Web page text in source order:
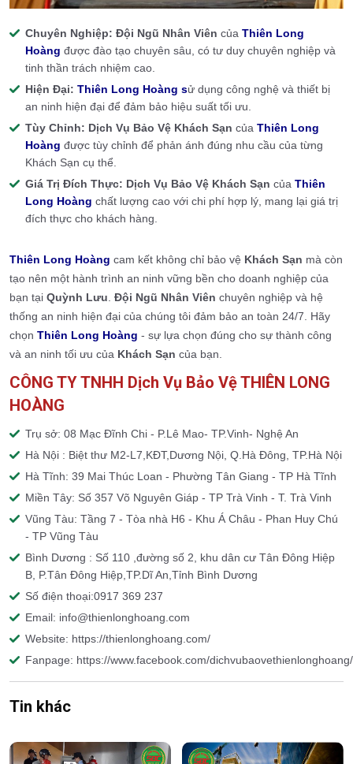
Chuyên Nghiệp: Đội Ngũ Nhân Viên của Thiên Long
Hoàng được đào tạo chuyên sâu, có tư duy chuyên nghiệp và
tinh thần trách nhiệm cao.
Hiện Đại: Thiên Long Hoàng sử dụng công nghệ và thiết bị
an ninh hiện đại để đảm bảo hiệu suất tối ưu.
Tùy Chỉnh: Dịch Vụ Bảo Vệ Khách Sạn của Thiên Long
Hoàng được tùy chỉnh để phản ánh đúng nhu cầu của từng
Khách Sạn cụ thể.
Giá Trị Đích Thực: Dịch Vụ Bảo Vệ Khách Sạn của Thiên
Long Hoàng chất lượng cao với chi phí hợp lý, mang lại giá trị
đích thực cho khách hàng.
Thiên Long Hoàng cam kết không chỉ bảo vệ Khách Sạn mà còn
tạo nên một hành trình an ninh vững bền cho doanh nghiệp của
bạn tại Quỳnh Lưu Đội Ngũ Nhân Viên chuyên nghiệp và hệ
thống an ninh hiện đại của chúng tôi đảm bảo an toàn 24/7. Hãy
chọn Thiên Long Hoàng - sự lựa chọn đúng cho sự thành công
và an ninh tối ưu của Khách Sạn của bạn.
CÔNG TY TNHH Dịch Vụ Bảo Vệ THIÊN LONG
HOÀNG
Trụ sở: 08 Mạc Đĩnh Chi - P.Lê Mao- TP.Vinh- Nghệ An
Hà Nội : Biệt thư M2-L7,KĐT,Dương Nội, Q.Hà Đông, TP.Hà Nội
Hà Tĩnh: 39 Mai Thúc Loan - Phường Tân Giang - TP Hà Tĩnh
Miền Tây: Số 357 Võ Nguyên Giáp - TP Trà Vinh - T. Trà Vinh
Vũng Tàu: Tầng 7 - Tòa nhà H6 - Khu Á Châu - Phan Huy Chú
- TP Vũng Tàu
Bình Dương : Số 110 ,đường số 2, khu dân cư Tân Đông Hiệp
B, P.Tân Đông Hiệp,TP.Dĩ An,Tỉnh Bình Dương
Số điện thoại:0917 369 237
Email: info@thienlonghoang.com
Website: https://thienlonghoang.com/
Fanpage: https://www.facebook.com/dichvubaovethienlonghoang/
Tin khác